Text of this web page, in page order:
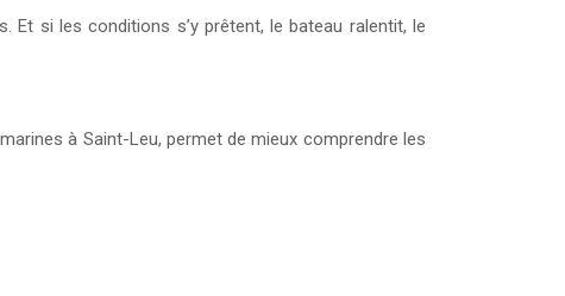
Et si les conditions s’y prêtent, le bateau ralentit, le
à Saint-Leu, permet de mieux comprendre les